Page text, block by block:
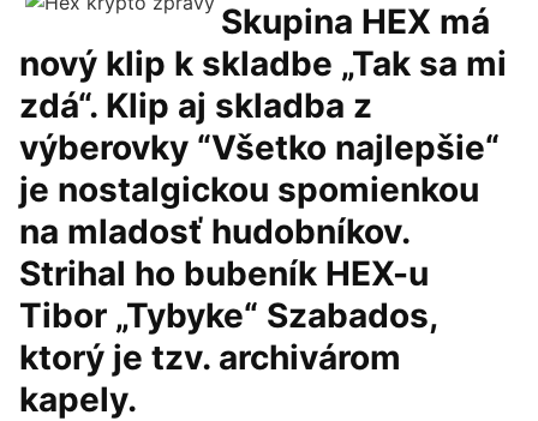
Skupina HEX má
nový klip k skladbe „Tak sa mi
zdá“. Klip aj skladba z
výberovky “Všetko najlepšie“
je nostalgickou spomienkou
na mladosť hudobníkov.
Strihal ho bubeník HEX-u
Tibor „Tybyke“ Szabados,
ktorý je tzv. archivárom
kapely.